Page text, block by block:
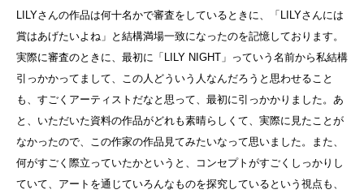
LILYさんの作品は何十名かで審査をしているときに、「LILYさんには
賞はあげたいよね」と結構満場一致になったのを記憶しております。
実際に審査のときに、最初に「LILY NIGHT」っていう名前から私結構
引っかかってまして、この人どういう人なんだろうと思わせること
も、すごくアーティストだなと思って、最初に引っかかりました。あ
と、いただいた資料の作品がどれも素晴らしくて、実際に見たことが
なかったので、この作家の作品見てみたいなって思いました。また、
何がすごく際立っていたかというと、コンセプトがすごくしっかりし
ていて、アートを通じていろんなものを探究しているという視点も、